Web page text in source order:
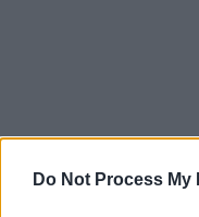
Do Not Process